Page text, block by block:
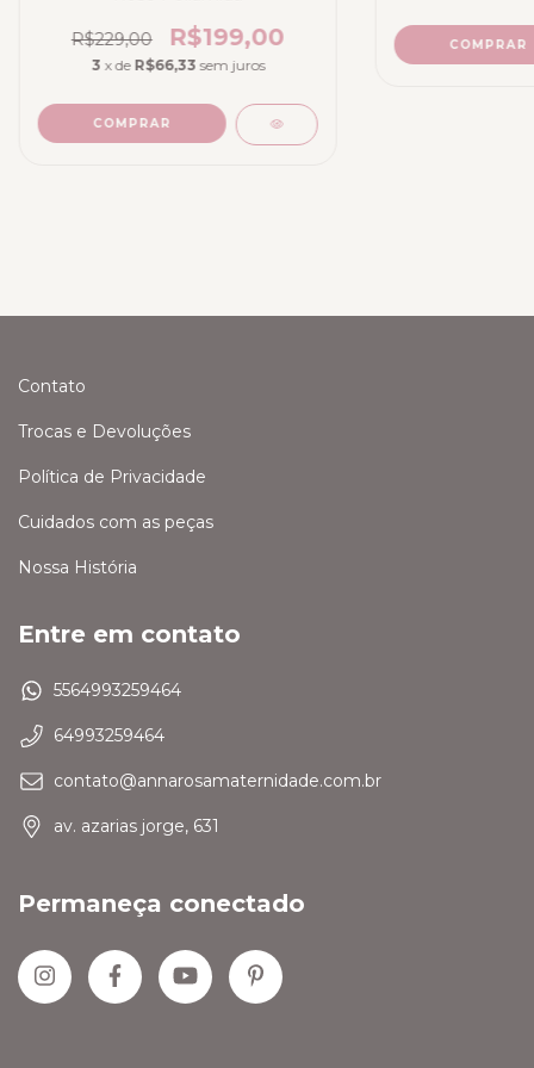
R$229,00 R$199,00
3 x de R$66,33 sem juros
COMPRAR
COMPRAR
Contato
Trocas e Devoluções
Política de Privacidade
Cuidados com as peças
Nossa História
Entre em contato
5564993259464
64993259464
contato@annarosamaternidade.com.br
av. azarias jorge, 631
Permaneça conectado